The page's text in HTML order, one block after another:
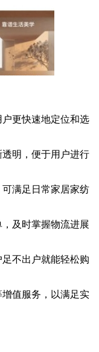
更快速地定位和选
明，便于用户进行
满足日常家居家纺
及时掌握物流进展
不出户就能轻松购
值服务，以满足实